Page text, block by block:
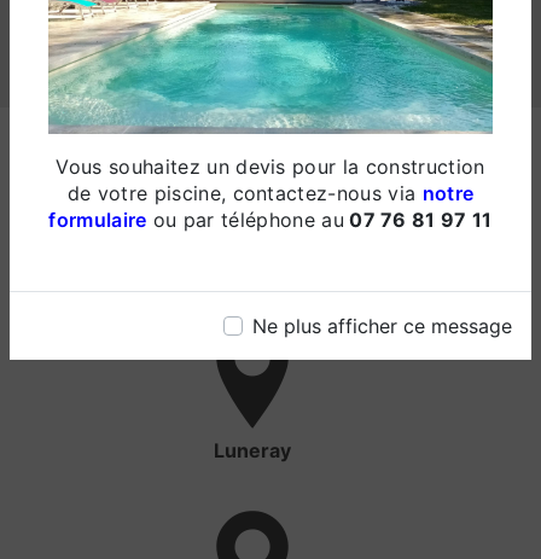
Vous souhaitez un devis pour la construction
de votre piscine, contactez-nous via notre
formulaire ou par téléphone au 07 76 81 97 11
Ne plus afficher ce message
NOS INTERVENTIONS SUR CES VILLES
Luneray